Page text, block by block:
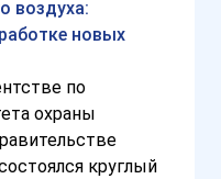
воздуха:
новых
по
охраны
круглый